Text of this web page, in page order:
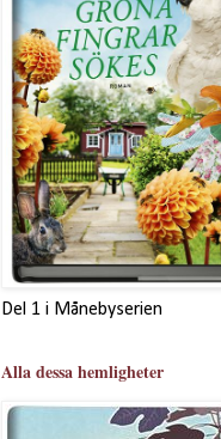
Del 1 i Månebyserien
Alla dessa hemligheter